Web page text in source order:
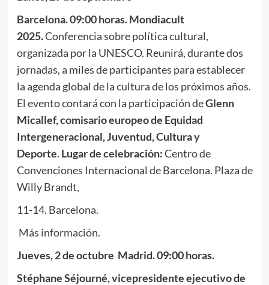
Barcelona. 09:00 horas. Mondiacult
2025.Conferencia sobre política cultural,
organizada por la UNESCO. Reunirá, durante dos
jornadas, a miles de participantes para establecer
la agenda global de la cultura de los próximos años.
El evento contará con la participación deGlenn
Micallef, comisario europeo de Equidad
Intergeneracional, Juventud, Cultura y
Deporte. Lugar de celebración:Centro de
Convenciones Internacional de Barcelona. Plaza de
Willy Brandt,
11-14. Barcelona.
Más información.
Jueves, 2 de octubre Madrid. 09:00 horas.
Stéphane Séjourné, vicepresidente ejecutivo de